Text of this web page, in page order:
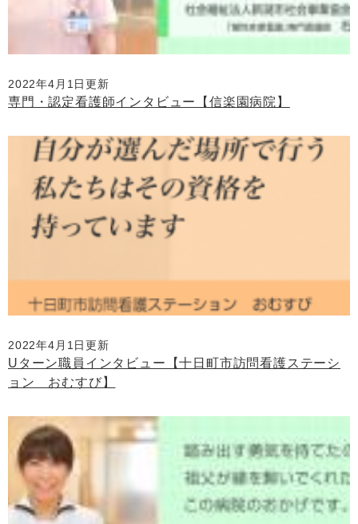
2022年4月1日更新
専門・認定看護師インタビュー【信楽園病院】
2022年4月1日更新
Uターン職員インタビュー【十日町市訪問看護ステーシ
ョン おむすび】